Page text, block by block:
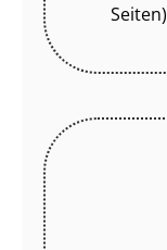
Seiten)